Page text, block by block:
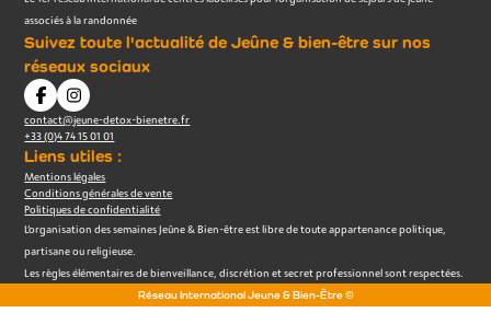
associés à la randonnée
Suivez toute l'actualité de Jeûne & bien-être sur nos
réseaux sociaux
contact@jeune-detox-bienetre.fr
+33 (0)4 74 15 01 01
Liens utiles :
Mentions légales
Conditions générales de vente
Politiques de confidentialité
L’organisation des semaines Jeûne & Bien-être est libre de toute appartenance politique,
partisane ou religieuse.
Les règles élémentaires de bienveillance, discrétion et secret professionnel sont respectées.
Réseau International Jeune & Bien-Être ©